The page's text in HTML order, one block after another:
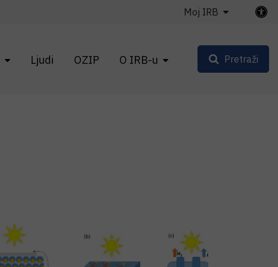
Ljudi OZIP O IRB-u
Moj IRB
Pretraži